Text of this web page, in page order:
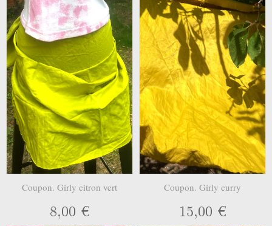
Coupon. Girly citron vert
8,00 €
Coupon. Girly curry
15,00 €